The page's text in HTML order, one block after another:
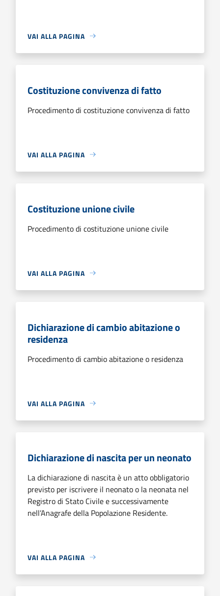
VAI ALLA PAGINA
Costituzione convivenza di fatto
Procedimento di costituzione convivenza di fatto
VAI ALLA PAGINA
Costituzione unione civile
Procedimento di costituzione unione civile
VAI ALLA PAGINA
Dichiarazione di cambio abitazione o
residenza
Procedimento di cambio abitazione o residenza
VAI ALLA PAGINA
Dichiarazione di nascita per un neonato
La dichiarazione di nascita è un atto obbligatorio
previsto per iscrivere il neonato o la neonata nel
Registro di Stato Civile e successivamente
nell’Anagrafe della Popolazione Residente.
VAI ALLA PAGINA